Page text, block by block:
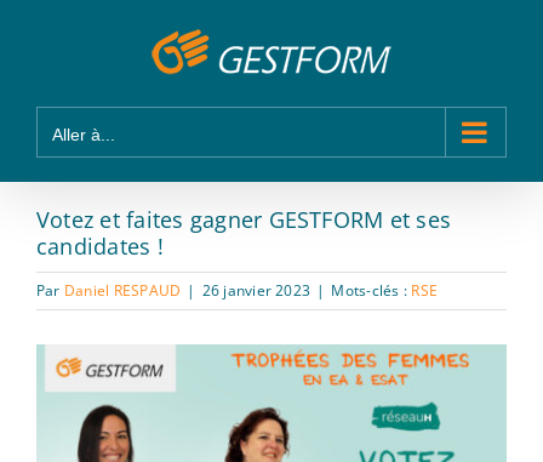
Aller à...
Votez et faites gagner GESTFORM et ses
candidates !
Par Daniel RESPAUD | 26 janvier 2023 | Mots-clés : RSE